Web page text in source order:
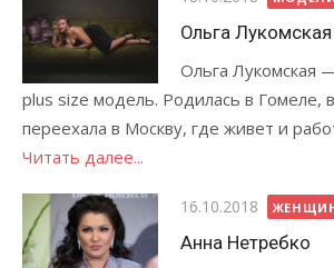
Ольга Лукомская
Ольга Лукомская
plus size модель. Родилась в Гомеле,
переехала в Москву, где живет и
Читать далее...
Опубликовано
16.10.2018
Анна Нетребко